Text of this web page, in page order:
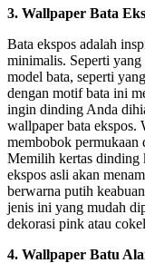
3. Wallpaper Bata
Bata ekspos adalah
minimalis. Seperti
model bata, seperti
dengan motif bata ini
ingin dinding Anda
wallpaper bata ekspos.
membobok permukaan
Memilih kertas dinding
ekspos asli akan
berwarna putih
jenis ini yang mudah
dekorasi pink atau
4. Wallpaper Batu